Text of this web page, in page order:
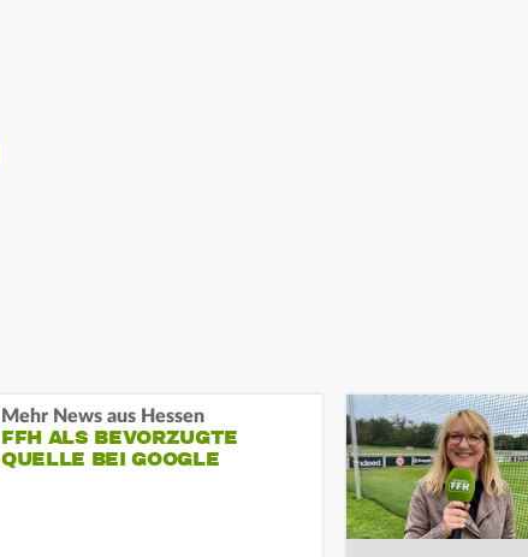
Mehr News aus Hessen
FFH ALS BEVORZUGTE
QUELLE BEI GOOGLE